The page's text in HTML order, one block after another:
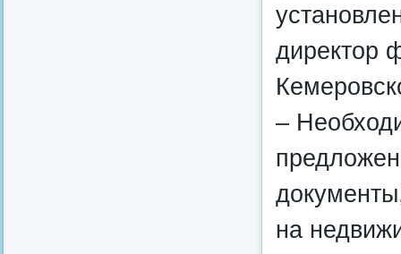
директор
–
на